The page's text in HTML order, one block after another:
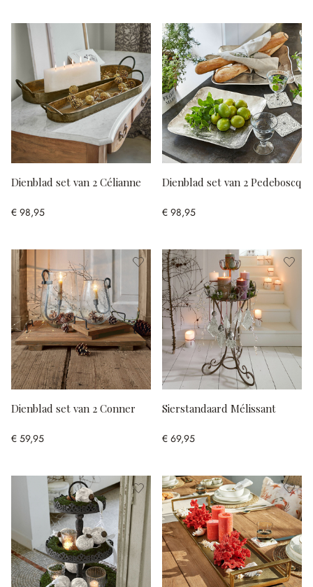
Dienblad set van 2 Célianne
€ 98,95
Dienblad set van 2 Pedeboscq
€ 98,95
Dienblad set van 2 Conner
€ 59,95
Sierstandaard Mélissant
€ 69,95